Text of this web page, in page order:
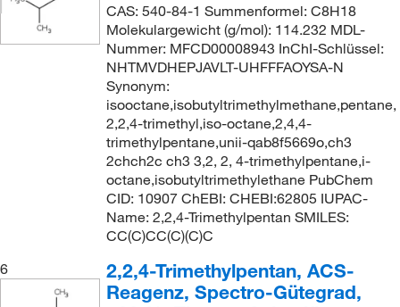
CAS: 540-84-1 Summenformel: C8H18
Molekulargewicht (g/mol): 114.232 MDL-
Nummer: MFCD00008943 InChI-Schlüssel:
NHTMVDHEPJAVLT-UHFFFAOYSA-N
Synonym:
isooctane,isobutyltrimethylmethane,pentane,
2,2,4-trimethyl,iso-octane,2,4,4-
trimethylpentane,unii-qab8f5669o,ch3
2chch2c ch3 3,2, 2, 4-trimethylpentane,i-
octane,isobutyltrimethylethane PubChem
CID: 10907 ChEBI: CHEBI:62805 IUPAC-
Name: 2,2,4-Trimethylpentan SMILES:
CC(C)CC(C)(C)C
6
2,2,4-Trimethylpentan, ACS-
Reagenz, Spectro-Gütegrad,